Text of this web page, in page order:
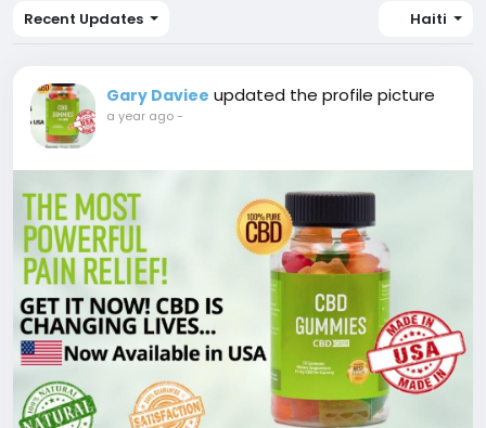
Recent Updates Haiti
Gary Daviee updated the profile picture
a year ago-